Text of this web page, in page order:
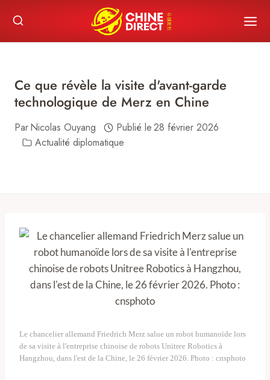
content
Ce que révèle la visite d'avant-garde
technologique de Merz en Chine
ParNicolas Ouyang Publié le28 février 2026
Actualité diplomatique
Le chancelier allemand Friedrich Merz salue un robot humanoïde lors
de sa visite à l'entreprise chinoise de robots Unitree Robotics à
Hangzhou, dans l'est de la Chine, le 26 février 2026. Photo : cnsphoto